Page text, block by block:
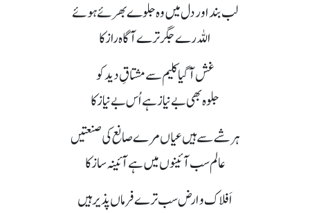
لب بند اور دل میں وہ جلوے بھرئے ہوئے
اللہ رے جگر ترے آگاہ راز کا
غش آ گیا کلیم سے مشتاقِ دید کو
جلوہ بھی بے نیاز ہے اُس بے نیاز کا
ہر شے سے ہیں عیاں مرے صانع کی صنعتیں
عالم سب آئینوں میں ہے آئینہ ساز کا
اَفلاک و ارض سب ترے فرماں پذیر ہیں